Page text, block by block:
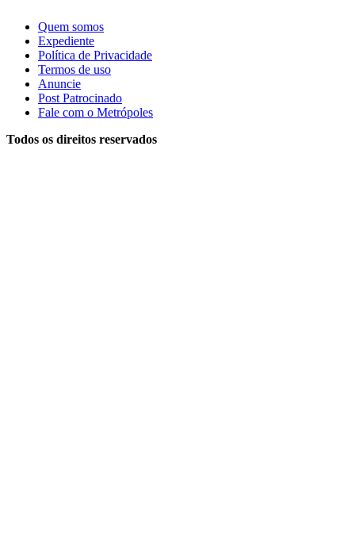
Quem somos
Expediente
Política de Privacidade
Termos de uso
Anuncie
Post Patrocinado
Fale com o Metrópoles
Todos os direitos reservados